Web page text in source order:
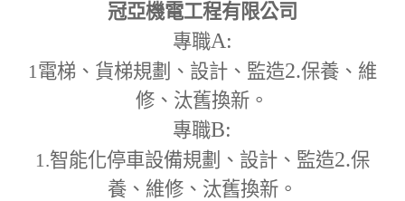
冠亞機電工程有限公司
專職A:
1電梯、貨梯規劃、設計、監造2.保養、維
修、汰舊換新。
專職B:
1.智能化停車設備規劃、設計、監造2.保
養、維修、汰舊換新。